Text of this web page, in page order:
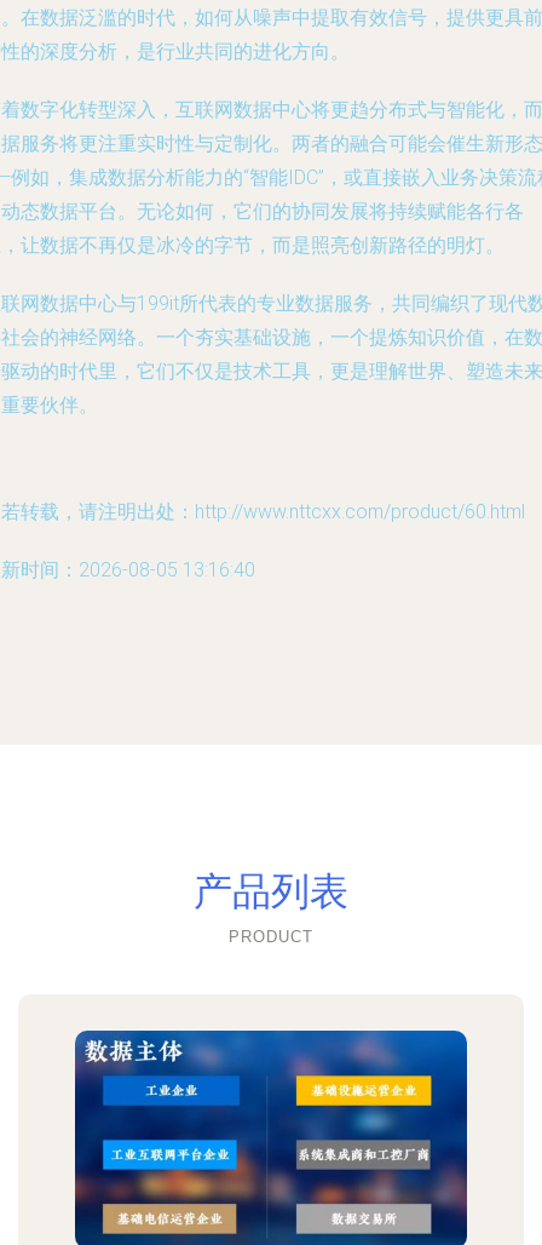
在数据泛滥的时代，如何从噪声中提取有效信号，提供更具前
的深度分析，是行业共同的进化方向。
数字化转型深入，互联网数据中心将更趋分布式与智能化，而
服务将更注重实时性与定制化。两者的融合可能会催生新形态
如，集成数据分析能力的“智能IDC”，或直接嵌入业务决策流
态数据平台。无论如何，它们的协同发展将持续赋能各行各
让数据不再仅是冰冷的字节，而是照亮创新路径的明灯。
网数据中心与199it所代表的专业数据服务，共同编织了现代
会的神经网络。一个夯实基础设施，一个提炼知识价值，在数
动的时代里，它们不仅是技术工具，更是理解世界、塑造未来
要伙伴。
转载，请注明出处：http://www.nttcxx.com/product/60.html
时间：2026-08-05 13:16:40
产品列表
PRODUCT